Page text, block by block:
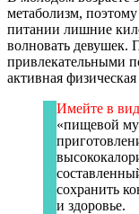
метаболизм,
питании лишние
волновать девушек.
привлекательными
активная физическая
Имейте в
«пищевой
сохранить
и здоровье.